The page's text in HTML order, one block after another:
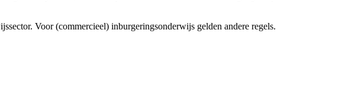
Voor (commercieel) inburgeringsonderwijs gelden andere regels.